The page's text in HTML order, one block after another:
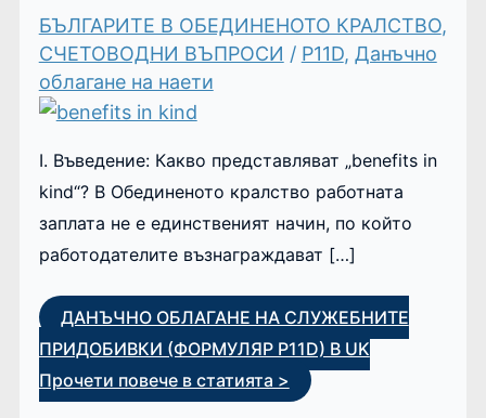
БЪЛГАРИТЕ В ОБЕДИНЕНОТО КРАЛСТВО,
СЧЕТОВОДНИ ВЪПРОСИ / P11D, Данъчно
облагане на наети
I. Въведение: Какво представляват „benefits in
kind“? В Обединеното кралство работната
заплата не е единственият начин, по който
работодателите възнаграждават […]
ДАНЪЧНО ОБЛАГАНЕ НА СЛУЖЕБНИТЕ
ПРИДОБИВКИ (ФОРМУЛЯР P11D) В UK
Прочети повече в статията >